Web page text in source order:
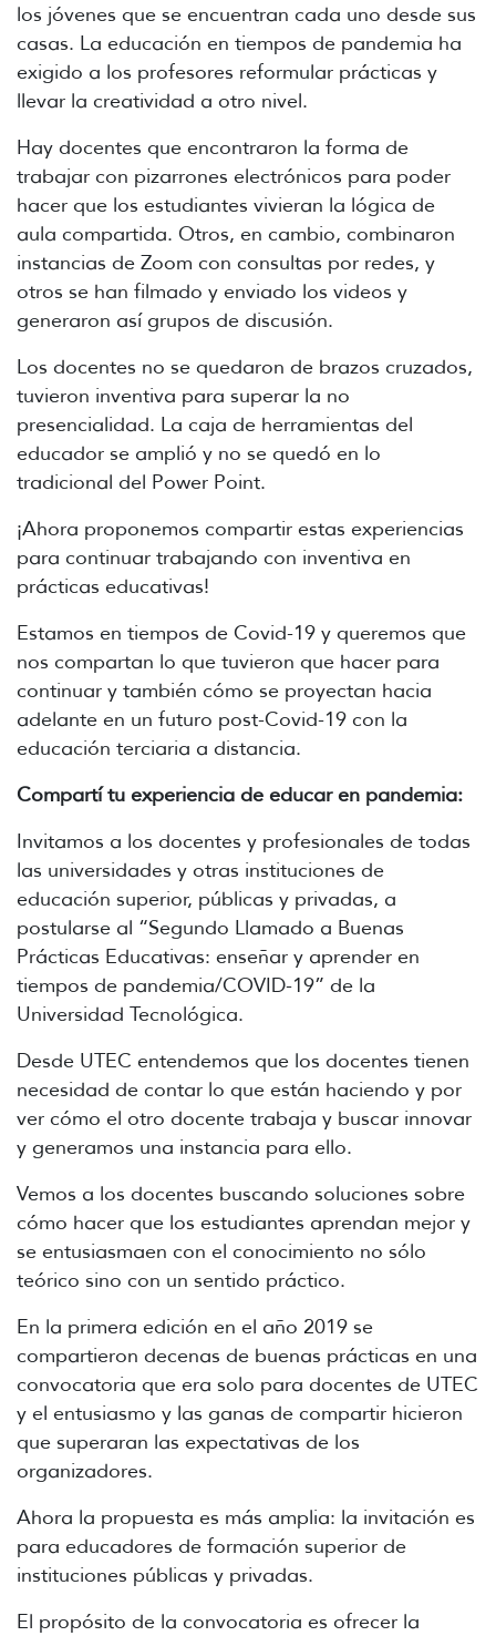
los jóvenes que se encuentran cada uno desde sus
casas. La educación en tiempos de pandemia ha
exigido a los profesores reformular prácticas y
llevar la creatividad a otro nivel.
Hay docentes que encontraron la forma de
trabajar con pizarrones electrónicos para poder
hacer que los estudiantes vivieran la lógica de
aula compartida. Otros, en cambio, combinaron
instancias de Zoom con consultas por redes, y
otros se han filmado y enviado los videos y
generaron así grupos de discusión.
Los docentes no se quedaron de brazos cruzados,
tuvieron inventiva para superar la no
presencialidad. La caja de herramientas del
educador se amplió y no se quedó en lo
tradicional del Power Point.
¡Ahora proponemos compartir estas experiencias
para continuar trabajando con inventiva en
prácticas educativas!
Estamos en tiempos de Covid-19 y queremos que
nos compartan lo que tuvieron que hacer para
continuar y también cómo se proyectan hacia
adelante en un futuro post-Covid-19 con la
educación terciaria a distancia.
Compartí tu experiencia de educar en pandemia:
Invitamos a los docentes y profesionales de todas
las universidades y otras instituciones de
educación superior, públicas y privadas, a
postularse al “Segundo Llamado a Buenas
Prácticas Educativas: enseñar y aprender en
tiempos de pandemia/COVID-19” de la
Universidad Tecnológica.
Desde UTEC entendemos que los docentes tienen
necesidad de contar lo que están haciendo y por
ver cómo el otro docente trabaja y buscar innovar
y generamos una instancia para ello.
Vemos a los docentes buscando soluciones sobre
cómo hacer que los estudiantes aprendan mejor y
se entusiasmaen con el conocimiento no sólo
teórico sino con un sentido práctico.
En la primera edición en el año 2019 se
compartieron decenas de buenas prácticas en una
convocatoria que era solo para docentes de UTEC
y el entusiasmo y las ganas de compartir hicieron
que superaran las expectativas de los
organizadores.
Ahora la propuesta es más amplia: la invitación es
para educadores de formación superior de
instituciones públicas y privadas.
El propósito de la convocatoria es ofrecer la